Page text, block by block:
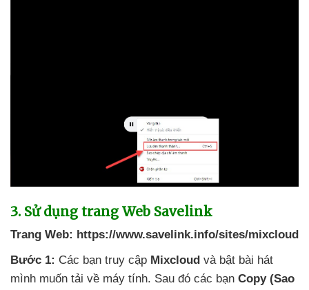
3. Sử dụng trang Web Savelink
Trang Web: https://www.savelink.info/sites/mixcloud
Bước 1: Các bạn truy cập Mixcloud và bật bài hát
mình muốn tải về máy tính. Sau đó các bạn Copy (Sao